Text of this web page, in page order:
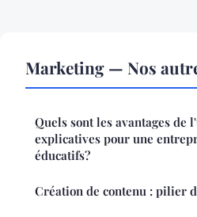
Marketing — Nos
Quels sont les avantages de
explicatives pour une
éducatifs?
Création de contenu : pilier